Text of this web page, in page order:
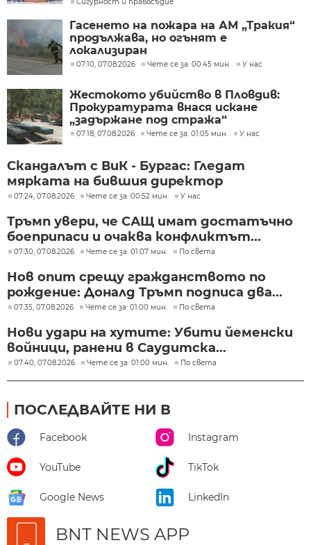
нас
Гасенето на пожара на АМ „Тракия“
продължава, но огънят е
локализиран
07:10, 07.08.2026 Чете се за: 00:45 мин. У нас
Жестокото убийство в Пловдив:
Прокуратурата внася искане
„задържане под стража“
07:18, 07.08.2026 Чете се за: 01:05 мин. У нас
Скандалът с ВиК - Бургас: Гледат
мярката на бившия директор
07:24, 07.08.2026 Чете се за: 00:52 мин. У нас
Тръмп увери, че САЩ имат достатъчно
боеприпаси и очаква конфликтът...
07:30, 07.08.2026 Чете се за: 01:07 мин. По света
Нов опит срещу гражданството по
рождение: Доналд Тръмп подписа два...
07:35, 07.08.2026 Чете се за: 01:00 мин. По света
Нови удари на хутите: Убити йеменски
войници, ранени в Саудитска...
07:40, 07.08.2026 Чете се за: 01:00 мин. По света
ПОСЛЕДВАЙТЕ НИ В
Facebook Instagram
YouTube TikTok
Google News LinkedIn
BNT NEWS APP